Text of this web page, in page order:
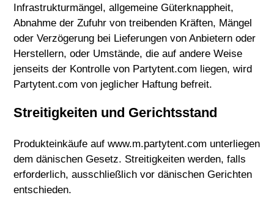
Infrastrukturmängel, allgemeine Güterknappheit,
Abnahme der Zufuhr von treibenden Kräften, Mängel
oder Verzögerung bei Lieferungen von Anbietern oder
Herstellern, oder Umstände, die auf andere Weise
jenseits der Kontrolle von Partytent.com liegen, wird
Partytent.com von jeglicher Haftung befreit.
Streitigkeiten und Gerichtsstand
Produkteinkäufe auf www.m.partytent.com unterliegen
dem dänischen Gesetz. Streitigkeiten werden, falls
erforderlich, ausschließlich vor dänischen Gerichten
entschieden.